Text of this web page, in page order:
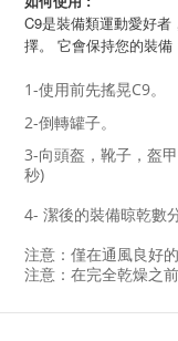
C9是裝備類運動愛好
擇。 它會保持您的裝備
1-使用前先搖晃C9。
2-倒轉罐子。
3-向頭盔，靴子，盔
秒)
4- 潔後的裝備晾乾數
注意：僅在通風良好的
注意：在完全乾燥之